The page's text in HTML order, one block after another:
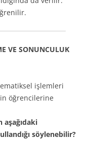
VE SONUNCULUK
işlemleri
öğrencilerine
aşağıdaki
söylenebilir?